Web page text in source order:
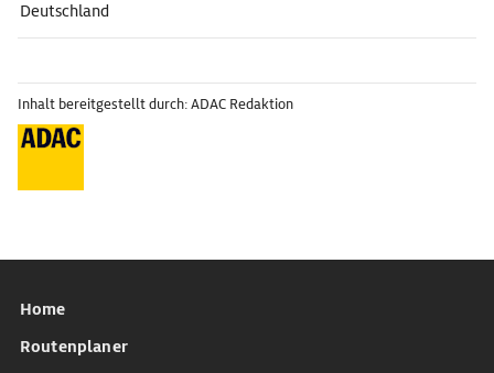
Deutschland
Inhalt bereitgestellt durch: ADAC Redaktion
Home
Routenplaner